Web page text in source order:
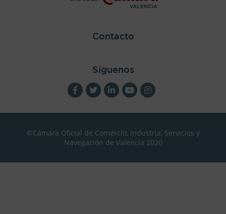
Contacto
Síguenos
©Cámara Oficial de Comercio, Industria, Servicios y
Navegación de València 2020